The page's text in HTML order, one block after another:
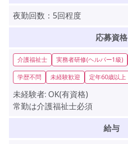
夜勤回数：5回程度
応募資格
介護福祉士 実務者研修(ヘルパー1級)
学歴不問 未経験歓迎 定年60歳以上
未経験者: OK(有資格)
常勤は介護福祉士必須
給与